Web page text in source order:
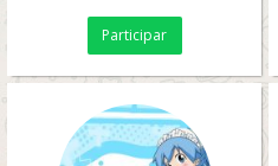
Participar